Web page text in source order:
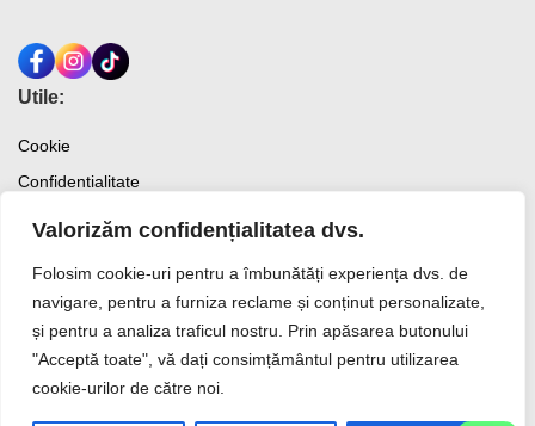
Valorizăm confidențialitatea dvs.
Folosim cookie-uri pentru a îmbunătăți experiența dvs. de
navigare, pentru a furniza reclame și conținut personalizate,
și pentru a analiza traficul nostru. Prin apăsarea butonului
"Acceptă toate", vă dați consimțământul pentru utilizarea
cookie-urilor de către noi.
Utile:
Cookie
Confidentialitate
Termeni si conditii
Externe
ANPC
© Depo Box | Toate drepturile rezervate. Site creat de: